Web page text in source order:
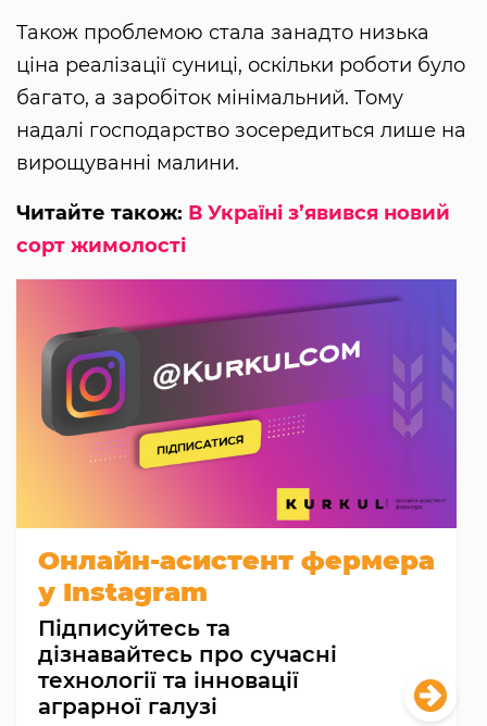
Також проблемою стала занадто низька
ціна реалізації суниці, оскільки роботи було
багато, а заробіток мінімальний. Тому
надалі господарство зосередиться лише на
вирощуванні малини.
Читайте також: В Україні з’явився новий
сорт жимолості
Онлайн-асистент фермера
у Instagram
Підписуйтесь та
дізнавайтесь про сучасні
технології та інновації
аграрної галузі